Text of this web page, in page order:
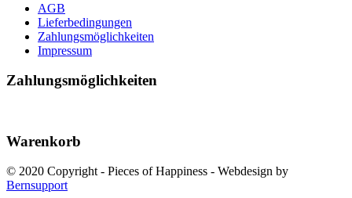
AGB
Lieferbedingungen
Zahlungsmöglichkeiten
Impressum
Zahlungsmöglichkeiten
Warenkorb
© 2020 Copyright - Pieces of Happiness - Webdesign by
Bernsupport